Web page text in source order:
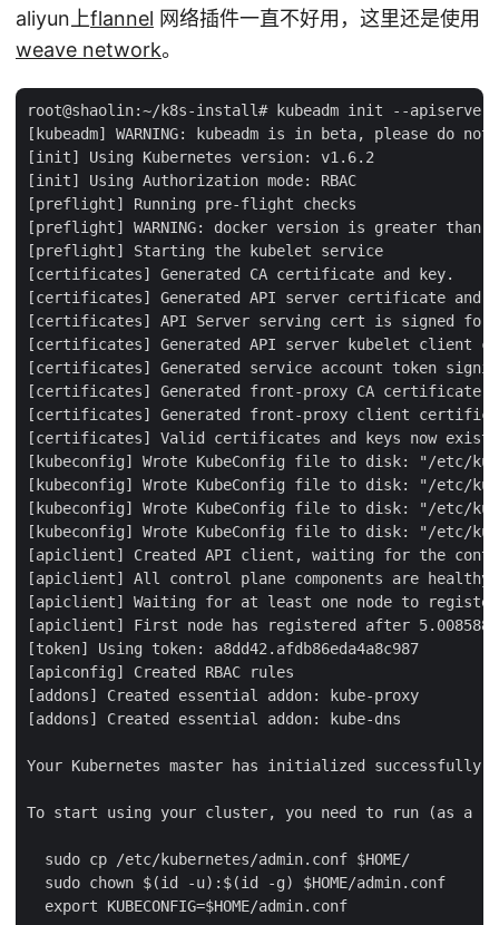
aliyun上flannel 网络插件一直不好用，这里还是使用
weave network。
root@shaolin:~/k8s-install# kubeadm init --
[kubeadm] WARNING: kubeadm is in beta, please
[init] Using Kubernetes version: v1.6.2
[init] Using Authorization mode: RBAC
[preflight] Running pre-flight checks
[preflight] WARNING: docker version is greater
[preflight] Starting the kubelet service
[certificates] Generated CA certificate and key.
[certificates] Generated API server certificate and
[certificates] API Server serving cert is signed for
[certificates] Generated API server kubelet client
[certificates] Generated service account token
[certificates] Generated front-proxy CA certificate
[certificates] Generated front-proxy client
[certificates] Valid certificates and keys now exist
[kubeconfig] Wrote KubeConfig file to disk: "/etc/
[kubeconfig] Wrote KubeConfig file to disk: "/etc/
[kubeconfig] Wrote KubeConfig file to disk: "/etc/
[kubeconfig] Wrote KubeConfig file to disk: "/etc/
[apiclient] Created API client, waiting for the
[apiclient] All control plane components are healthy
[apiclient] Waiting for at least one node to register
[apiclient] First node has registered after 5.008588
[token] Using token: a8dd42.afdb86eda4a8c987
[apiconfig] Created RBAC rules
[addons] Created essential addon: kube-proxy
[addons] Created essential addon: kube-dns
Your Kubernetes master has initialized successfully!
To start using your cluster, you need to run (as a
  sudo cp /etc/kubernetes/admin.conf $HOME/
  sudo chown $(id -u):$(id -g) $HOME/admin.conf
  export KUBECONFIG=$HOME/admin.conf